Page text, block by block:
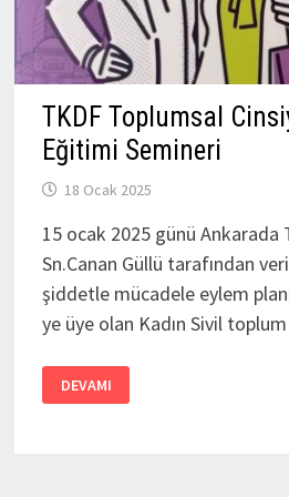
TKDF Toplumsal
Eğitimi Semineri
18 Ocak 2025
15 ocak 2025 günü Ankarada
Sn.Canan Güllü tarafından
şiddetle mücadele eylem
ye üye olan Kadın Sivil
TOPLUMSAL
CINSIYET
DEVAMI